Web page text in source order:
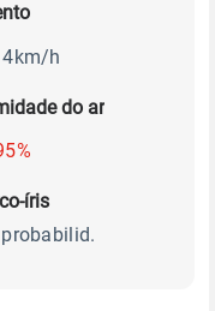
do ar
4km/h
íris